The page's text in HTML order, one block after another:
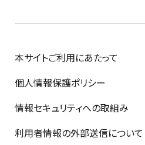
本サイトご利用にあたって
個人情報保護ポリシー
情報セキュリティへの取組み
利用者情報の外部送信について